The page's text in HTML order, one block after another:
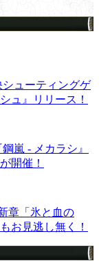
ューティングゲ
ュ』リリース！
嵐 - メカラシ』
開催！
章「氷と血の
お見逃し無く！